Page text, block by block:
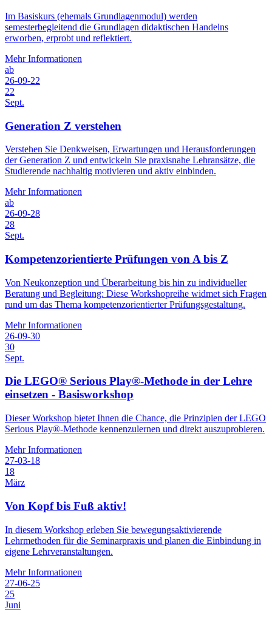
Im Basiskurs (ehemals Grundlagenmodul) werden
semesterbegleitend die Grundlagen didaktischen Handelns
erworben, erprobt und reflektiert.
Mehr Informationen
ab
26-09-22
22
Sept.
Generation Z verstehen
Verstehen Sie Denkweisen, Erwartungen und Herausforderungen
der Generation Z und entwickeln Sie praxisnahe Lehransätze, die
Studierende nachhaltig motivieren und aktiv einbinden.
Mehr Informationen
ab
26-09-28
28
Sept.
Kompetenzorientierte Prüfungen von A bis Z
Von Neukonzeption und Überarbeitung bis hin zu individueller
Beratung und Begleitung: Diese Workshopreihe widmet sich Fragen
rund um das Thema kompetenzorientierter Prüfungsgestaltung.
Mehr Informationen
26-09-30
30
Sept.
Die LEGO® Serious Play®-Methode in der Lehre
einsetzen - Basisworkshop
Dieser Workshop bietet Ihnen die Chance, die Prinzipien der LEGO
Serious Play®-Methode kennenzulernen und direkt auszuprobieren.
Mehr Informationen
27-03-18
18
März
Von Kopf bis Fuß aktiv!
In diesem Workshop erleben Sie bewegungsaktivierende
Lehrmethoden für die Seminarpraxis und planen die Einbindung in
eigene Lehrveranstaltungen.
Mehr Informationen
27-06-25
25
Juni